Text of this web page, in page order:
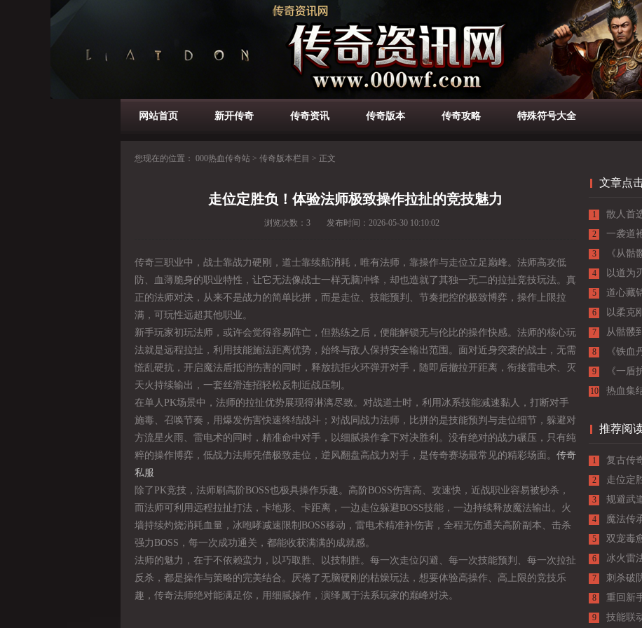
网站首页 新开传奇 传奇资讯 传奇版本 传奇攻略 特殊符号大全
您现在的位置： 000热血传奇站 > 传奇版本栏目 > 正文
走位定胜负！体验法师极致操作拉扯的竞技魅力
浏览次数： 3 发布时间： 2026-05-30 10:10:02
传奇三职业中，战士靠战力硬刚，道士靠续航消耗，唯有法师，靠操作与走位立足巅峰。法师高攻低
防、血薄脆身的职业特性，让它无法像战士一样无脑冲锋，却也造就了其独一无二的拉扯竞技玩法。真
正的法师对决，从来不是战力的简单比拼，而是走位、技能预判、节奏把控的极致博弈，操作上限拉
满，可玩性远超其他职业。
新手玩家初玩法师，或许会觉得容易阵亡，但熟练之后，便能解锁无与伦比的操作快感。法师的核心玩
法就是远程拉扯，利用技能施法距离优势，始终与敌人保持安全输出范围。面对近身突袭的战士，无需
慌乱硬抗，开启魔法盾抵消伤害的同时，释放抗拒火环弹开对手，随即后撤拉开距离，衔接雷电术、灭
天火持续输出，一套丝滑连招轻松反制近战压制。
在单人PK场景中，法师的拉扯优势展现得淋漓尽致。对战道士时，利用冰系技能减速黏人，打断对手
施毒、召唤节奏，用爆发伤害快速终结战斗；对战同战力法师，比拼的是技能预判与走位细节，躲避对
方流星火雨、雷电术的同时，精准命中对手，以细腻操作拿下对决胜利。没有绝对的战力碾压，只有纯
粹的操作博弈，低战力法师凭借极致走位，逆风翻盘高战力对手，是传奇赛场最常见的精彩场面。 传奇
私服
除了PK竞技，法师刷高阶BOSS也极具操作乐趣。高阶BOSS伤害高、攻速快，近战职业容易被秒杀，
而法师可利用远程拉扯打法，卡地形、卡距离，一边走位躲避BOSS技能，一边持续释放魔法输出。火
墙持续灼烧消耗血量，冰咆哮减速限制BOSS移动，雷电术精准补伤害，全程无伤通关高阶副本、击杀
强力BOSS，每一次成功通关，都能收获满满的成就感。
法师的魅力，在于不依赖蛮力，以巧取胜、以技制胜。每一次走位闪避、每一次技能预判、每一次拉扯
反杀，都是操作与策略的完美结合。厌倦了无脑硬刚的枯燥玩法，想要体验高操作、高上限的竞技乐
趣，传奇法师绝对能满足你，用细腻操作，演绎属于法系玩家的巅峰对决。
文章点
1 散人首
2
一袭道
士，老
3
《从
成长》
4 以道为
5
道心藏
析
6 以柔克
7
从骷髅
长，最
8
《铁
里的定
9
《一
柔中带
10 热血集
推荐阅
1
复古传
法情怀
2
走位定
力
3
规避武
的技能
4 魔法传
5
双宠毒
细分教
6
冰火雷
拆解
7 刺杀破
8 重回新
9 技能联